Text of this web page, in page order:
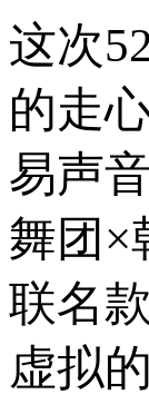
这次
的走
易声
舞团×
联名
虚拟